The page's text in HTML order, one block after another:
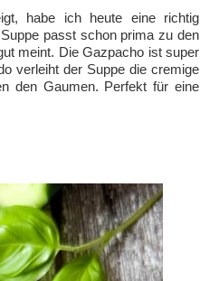
habe ich heute eine richtig
passt schon prima zu den
meint. Die Gazpacho ist super
verleiht der Suppe die cremige
den Gaumen. Perfekt für eine